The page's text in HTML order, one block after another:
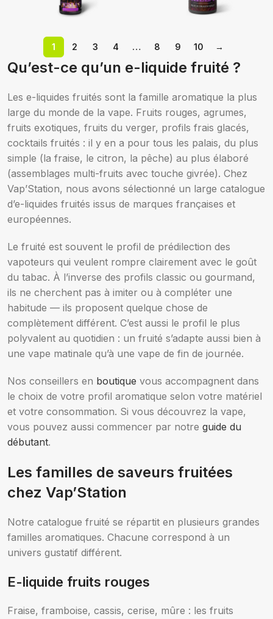
Vap'Station
Nicotine (mg/mL) :
0
3
6
12
Choix des options
Ajouter au panier
1 2 3 4 … 8 9 10 →
Qu’est-ce qu’un e-liquide fruité ?
Les e-liquides fruités sont la famille aromatique la plus
large du monde de la vape. Fruits rouges, agrumes,
fruits exotiques, fruits du verger, profils frais glacés,
cocktails fruités : il y en a pour tous les palais, du plus
simple (la fraise, le citron, la pêche) au plus élaboré
(assemblages multi-fruits avec touche givrée). Chez
Vap’Station, nous avons sélectionné un large catalogue
d’e-liquides fruités issus de marques françaises et
européennes.
Le fruité est souvent le profil de prédilection des
vapoteurs qui veulent rompre clairement avec le goût
du tabac. À l’inverse des profils classic ou gourmand,
ils ne cherchent pas à imiter ou à compléter une
habitude — ils proposent quelque chose de
complètement différent. C’est aussi le profil le plus
polyvalent au quotidien : un fruité s’adapte aussi bien à
une vape matinale qu’à une vape de fin de journée.
Nos conseillers en boutique vous accompagnent dans
le choix de votre profil aromatique selon votre matériel
et votre consommation. Si vous découvrez la vape,
vous pouvez aussi commencer par notre guide du
débutant.
Les familles de saveurs fruitées
chez Vap’Station
Notre catalogue fruité se répartit en plusieurs grandes
familles aromatiques. Chacune correspond à un
univers gustatif différent.
E-liquide fruits rouges
Fraise, framboise, cassis, cerise, mûre : les fruits